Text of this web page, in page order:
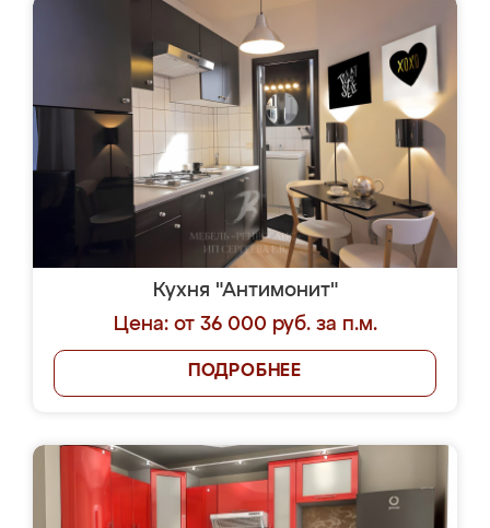
Кухня "Антимонит"
Цена: от 36 000 руб. за п.м.
ПОДРОБНЕЕ